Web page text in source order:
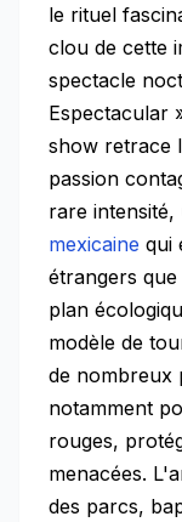
le rituel
clou de cette
spectacle
Espectacular
show retrace
passion
rare
mexicaine qui
étrangers
plan
modèle de
de nombreux
notamment
rouges,
menacées.
des parcs,